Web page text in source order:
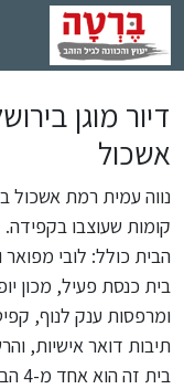
דילוג לתוכן העיקרי
דיור מוגן
אשכול
נווה עמית רמת אשכול
קומות שעוצבו בקפידה.
הבית כולל: לובי
בית כנסת פעיל, מכון
ומרפסות ענק לנוף,
תיבות דואר אישיות,